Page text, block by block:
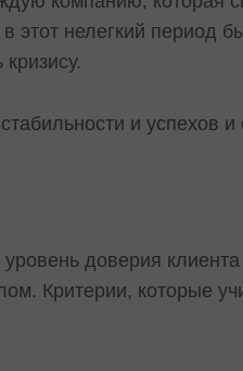
этот нелегкий период
и успехов
доверия
Критерии, которые